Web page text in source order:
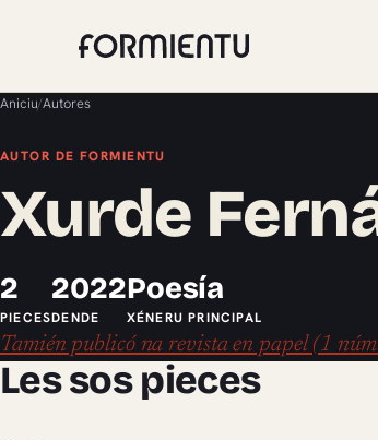
Aniciu/Autores
AUTOR DE FORMIENTU
Xurde
2
PIECES
2022
DENDE
Poesía
XÉNERU PRINCIPAL
Tamién publicó na revista en papel (1
Les sos pieces